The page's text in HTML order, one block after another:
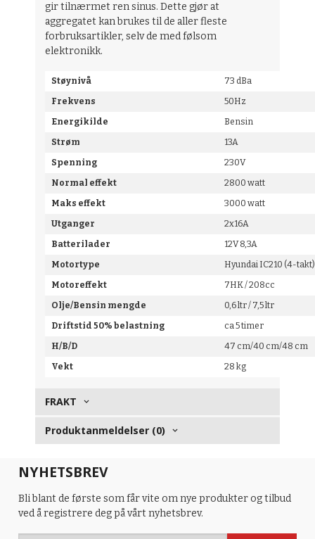
gir tilnærmet ren sinus. Dette gjør at
aggregatet kan brukes til de aller fleste
forbruksartikler, selv de med følsom
elektronikk.
Støynivå 73 dBa
Frekvens 50Hz
Energikilde Bensin
Strøm 13A
Spenning 230V
Normal effekt 2800 watt
Maks effekt 3000 watt
Utganger 2x16A
Batterilader 12V 8,3A
Motortype Hyundai IC210 (4-takt)
Motoreffekt 7HK / 208cc
Olje/Bensin mengde 0,6 ltr / 7,5 ltr
Driftstid 50% belastning ca 5 timer
H/B/D 47 cm/40 cm/48 cm
Vekt 28 kg
FRAKT
Produktanmeldelser (0)
NYHETSBREV
Bli blant de første som får vite om nye produkter og tilbud
ved å registrere deg på vårt nyhetsbrev.